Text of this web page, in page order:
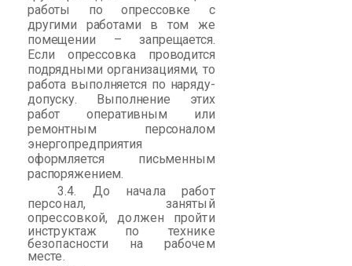
работы поопрессовке с
другими работами в том же
помещении – запрещается.
Если опрессовкапроводится
подрядными организациями, то
работа выполняется по наряду-
допуску. Выполнение этих
работ оперативным или
ремонтным персоналом
энергопредприятия
оформляется письменным
распоряжением.
3.4. До начала работ
персонал, занятый
опрессовкой, должен пройти
инструктаж по технике
безопасности на рабочем
месте.